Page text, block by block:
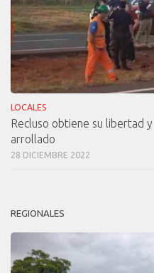
LOCALES
Recluso obtiene su libertad
arrollado
28 DICIEMBRE 2022
REGIONALES